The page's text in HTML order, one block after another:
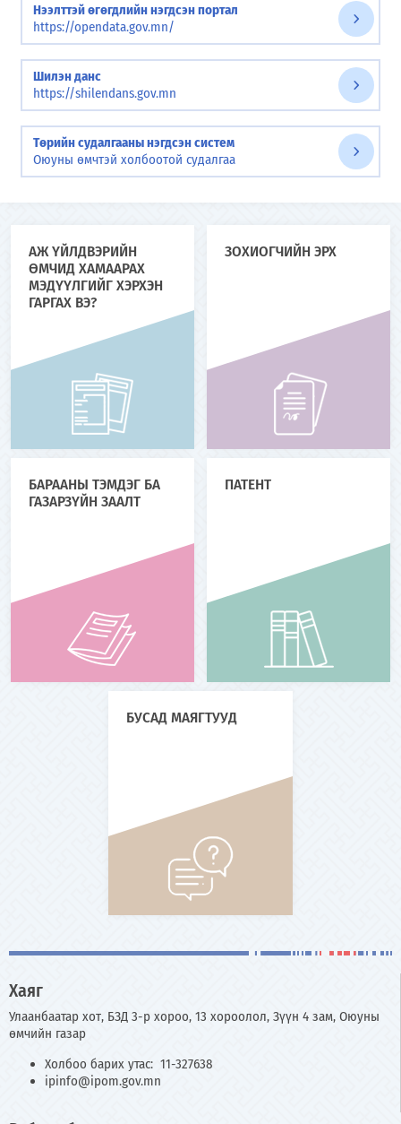
Нээлттэй өгөгдлийн нэгдсэн портал
https://opendata.gov.mn/
Шилэн данс
https://shilendans.gov.mn
Төрийн судалгааны нэгдсэн систем
Оюуны өмчтэй холбоотой судалгаа
АЖ ҮЙЛДВЭРИЙН
ӨМЧИД ХАМААРАХ
МЭДҮҮЛГИЙГ ХЭРХЭН
ГАРГАХ ВЭ?
ЗОХИОГЧИЙН ЭРХ
БАРААНЫ ТЭМДЭГ БА
ГАЗАРЗҮЙН ЗААЛТ
ПАТЕНТ
БУСАД МАЯГТУУД
Хаяг
Улаанбаатар хот, БЗД 3-р хороо, 13 хороолол, Зүүн 4 зам, Оюуны
өмчийн газар
Холбоо барих утас: 11-327638
ipinfo@ipom.gov.mn